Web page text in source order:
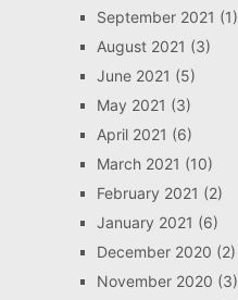
September 2021 (1)
August 2021 (3)
June 2021 (5)
May 2021 (3)
April 2021 (6)
March 2021 (10)
February 2021 (2)
January 2021 (6)
December 2020 (2)
November 2020 (3)